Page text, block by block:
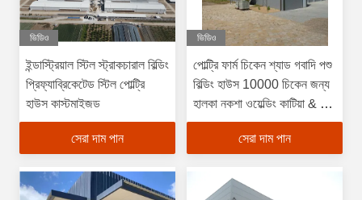
ভিডিও
ইন্ডাস্ট্রিয়াল স্টিল স্ট্রাকচারাল বিল্ডিং
প্রিফ্যাব্রিকেটেড স্টিল পোল্ট্রি
হাউস কাস্টমাইজড
সেরা দাম পান
ভিডিও
পোল্ট্রি ফার্ম চিকেন শ্যাড গবাদি পশু
বিল্ডিং হাউস 10000 চিকেন জন্য
হালকা নকশা ওয়েল্ডিং কাটিয়া & বাঁক
সেবা সঙ্গে
সেরা দাম পান